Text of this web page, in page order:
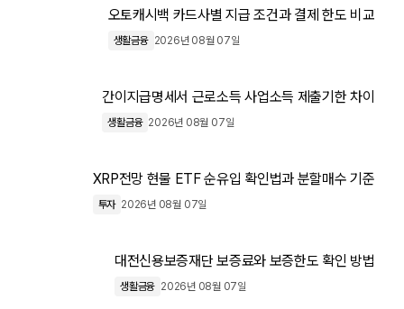
오토캐시백 카드사별 지급 조건과 결제 한도 비교
생활금융 2026년 08월 07일
간이지급명세서 근로소득 사업소득 제출기한 차이
생활금융 2026년 08월 07일
XRP전망 현물 ETF 순유입 확인법과 분할매수 기준
투자 2026년 08월 07일
대전신용보증재단 보증료와 보증한도 확인 방법
생활금융 2026년 08월 07일